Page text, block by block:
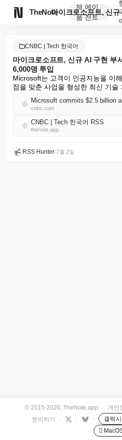
TheNote
제
품
에이
전트
CNBC | Tech 한국어
마이크로소프트, 신규 AI 구현 부
6,000명 투입
Microsoft는 고객이 인공지능을 이
점을 맞춘 사업을 형성한 최신 기술
cnbc.com
CNBC | Tech 한국어 RSS
thenote.app
RSS Hunter•7월 2일
© 2015-2026, TheNote.app · 개인
문의하기
· · · 갤럭
